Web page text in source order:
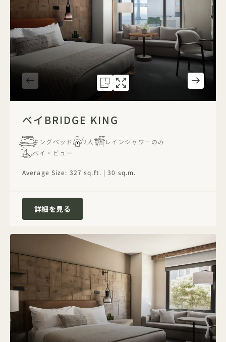
間取り図 585 BRIDGE KING
ギャラリー585 BRIDGE KING
ベイBRIDGE KING
キングベッド 2人
レインシャワーのみ
ベイ・ビュー
Average Size: 327 sq.ft. | 30 sq.m.
詳細を見る